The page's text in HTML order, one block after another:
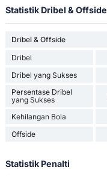
Statistik Dribel & Offside
Dribel & Offside
Dribel
Dribel yang Sukses
Persentase Dribel
yang Sukses
Kehilangan Bola
Offside
Statistik Penalti